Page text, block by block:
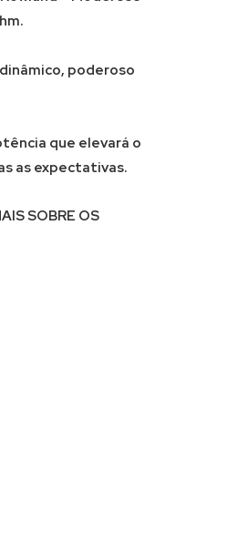
poderoso
que elevará o
as expectativas.
SOBRE OS